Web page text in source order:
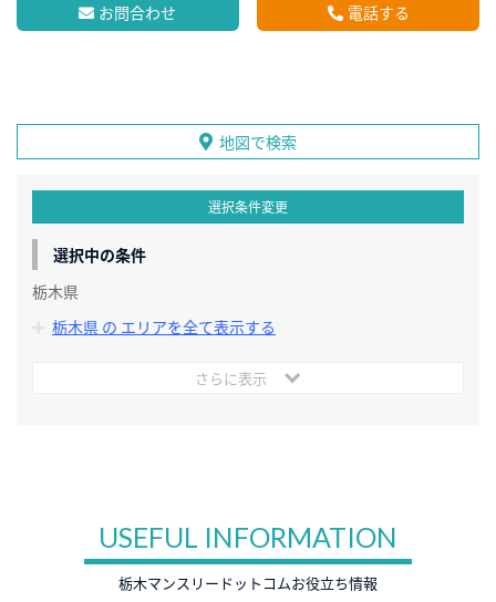
お問合わせ 電話する
地図で検索
選択条件変更
選択中の条件
栃木県
栃木県 の エリアを全て表示する
さらに表示
USEFUL INFORMATION
栃木マンスリードットコムお役立ち情報